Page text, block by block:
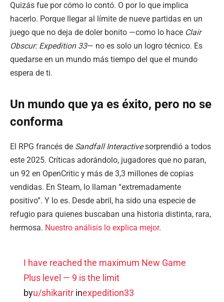
Quizás fue por cómo lo contó. O por lo que implica
hacerlo. Porque llegar al límite de nueve partidas en un
juego que no deja de doler bonito —como lo hace Clair
Obscur: Expedition 33— no es solo un logro técnico. Es
quedarse en un mundo más tiempo del que el mundo
espera de ti.
Un mundo que ya es éxito, pero no se
conforma
El RPG francés de Sandfall Interactivesorprendió a todos
este 2025. Críticas adorándolo, jugadores que no paran,
un 92 en OpenCritic y más de 3,3 millones de copias
vendidas. En Steam, lo llaman “extremadamente
positivo”. Y lo es. Desde abril, ha sido una especie de
refugio para quienes buscaban una historia distinta, rara,
hermosa. Nuestro análisis lo explica mejor.
I have reached the maximum New Game
Plus level — 9 is the limit
byu/shikaritrinexpedition33